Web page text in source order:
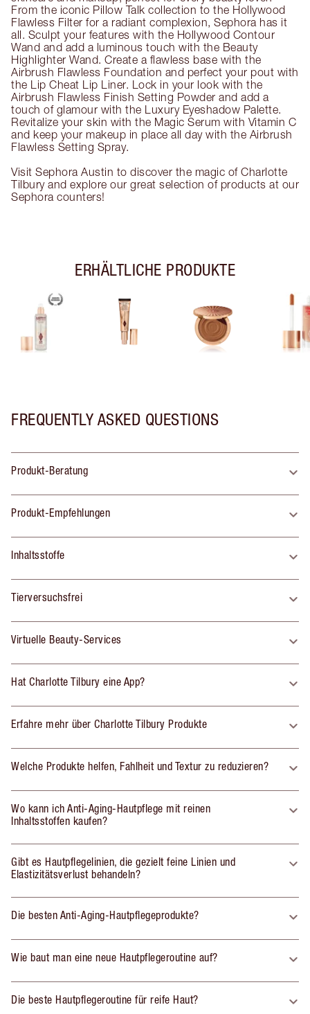
From the iconic Pillow Talk collection to the Hollywood
Flawless Filter for a radiant complexion, Sephora has it
all. Sculpt your features with the Hollywood Contour
Wand and add a luminous touch with the Beauty
Highlighter Wand. Create a flawless base with the
Airbrush Flawless Foundation and perfect your pout with
the Lip Cheat Lip Liner. Lock in your look with the
Airbrush Flawless Finish Setting Powder and add a
touch of glamour with the Luxury Eyeshadow Palette.
Revitalize your skin with the Magic Serum with Vitamin C
and keep your makeup in place all day with the Airbrush
Flawless Setting Spray.
Visit Sephora Austin to discover the magic of Charlotte
Tilbury and explore our great selection of products at our
Sephora counters!
ERHÄLTLICHE PRODUKTE
FREQUENTLY ASKED QUESTIONS
Produkt-Beratung
Produkt-Empfehlungen
Inhaltsstoffe
Tierversuchsfrei
Virtuelle Beauty-Services
Hat Charlotte Tilbury eine App?
Erfahre mehr über Charlotte Tilbury Produkte
Welche Produkte helfen, Fahlheit und Textur zu reduzieren?
Wo kann ich Anti-Aging-Hautpflege mit reinen
Inhaltsstoffen kaufen?
Gibt es Hautpflegelinien, die gezielt feine Linien und
Elastizitätsverlust behandeln?
Die besten Anti-Aging-Hautpflegeprodukte?
Wie baut man eine neue Hautpflegeroutine auf?
Die beste Hautpflegeroutine für reife Haut?